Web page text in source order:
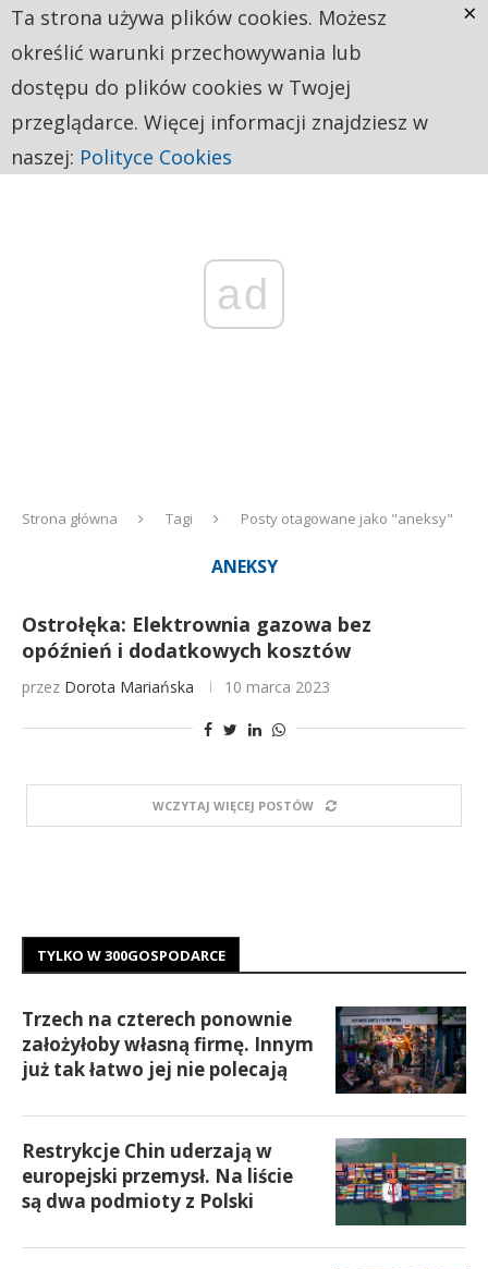
ad
Strona główna Tagi Posty otagowane jako "aneksy"
ANEKSY
Ostrołęka: Elektrownia gazowa bez
opóźnień i dodatkowych kosztów
przez Dorota Mariańska 10 marca 2023
WCZYTAJ WIĘCEJ POSTÓW
TYLKO W 300GOSPODARCE
Trzech na czterech ponownie
założyłoby własną firmę. Innym
już tak łatwo jej nie polecają
Restrykcje Chin uderzają w
europejski przemysł. Na liście
są dwa podmioty z Polski
Ta strona używa plików cookies. Możesz
określić warunki przechowywania lub
dostępu do plików cookies w Twojej
przeglądarce. Więcej informacji znajdziesz w
naszej: Polityce Cookies
×